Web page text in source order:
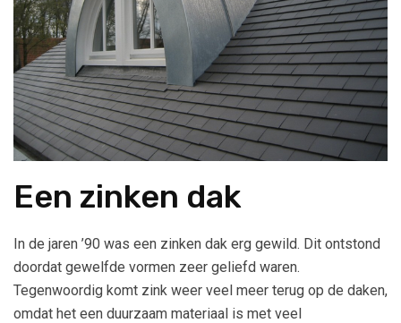
Een zinken dak
In de jaren ’90 was een zinken dak erg gewild. Dit ontstond
doordat gewelfde vormen zeer geliefd waren.
Tegenwoordig komt zink weer veel meer terug op de daken,
omdat het een duurzaam materiaal is met veel